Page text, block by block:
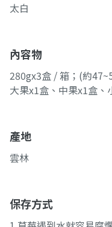
太白
內容物
280gx3盒 / 箱；(約
大果x1盒、中果x1盒、
產地
雲林
保存方式